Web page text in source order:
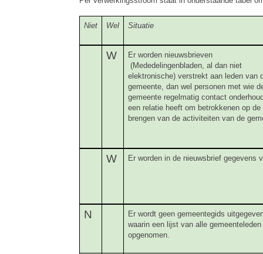
Niet Wel Situatie
W
Er worden nieuwsbrieven
(Mededelingenbladen, al dan niet
elektronische) verstrekt aan leden van
gemeente, dan wel personen met wie
gemeente regelmatig contact
een relatie heeft om betrokkenen op de
brengen van de activiteiten van de
W Er worden in de nieuwsbrief gegevens
N
Er wordt geen gemeentegids
waarin een lijst van alle gemeenteleden
opgenomen.